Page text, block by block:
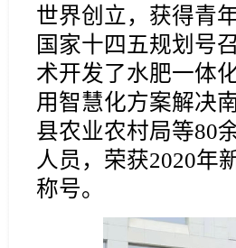
世界创立，获得青
国家十四五规划号
术开发了水肥一体
用智慧化方案解决
县农业农村局等80
人员，荣获2020年
称号。